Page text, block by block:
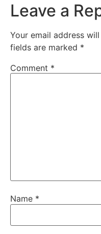
Leave a
Your email address
fields are marked *
Comment *
Name *